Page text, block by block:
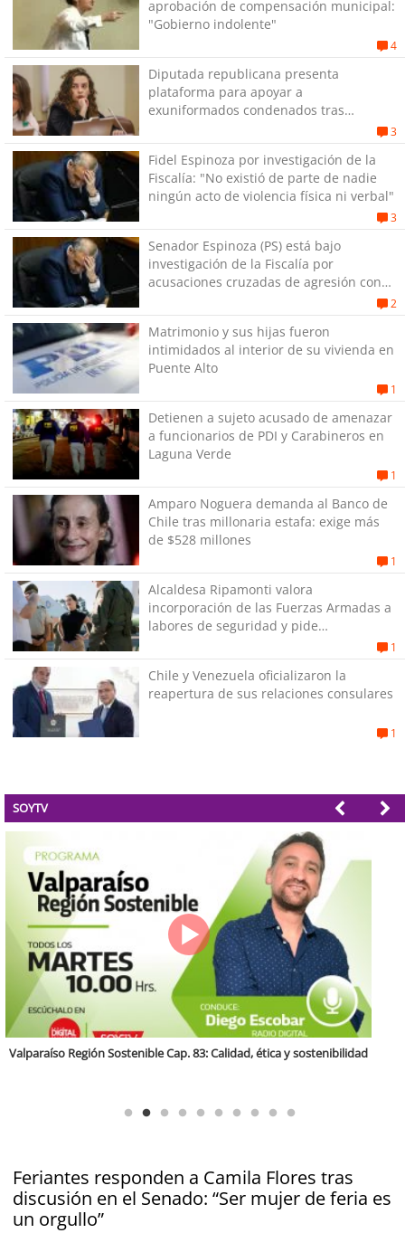
aprobación de compensación municipal:
"Gobierno indolente"
4
Diputada republicana presenta
plataforma para apoyar a
exuniformados condenados tras
3
Fidel Espinoza por investigación de la
Fiscalía: "No existió de parte de nadie
ningún acto de violencia física ni verbal"
3
Senador Espinoza (PS) está bajo
investigación de la Fiscalía por
acusaciones cruzadas de agresión con
2
Matrimonio y sus hijas fueron
intimidados al interior de su vivienda en
Puente Alto
1
Detienen a sujeto acusado de amenazar
a funcionarios de PDI y Carabineros en
Laguna Verde
1
Amparo Noguera demanda al Banco de
Chile tras millonaria estafa: exige más
de $528 millones
1
Alcaldesa Ripamonti valora
incorporación de las Fuerzas Armadas a
labores de seguridad y pide
1
Chile y Venezuela oficializaron la
reapertura de sus relaciones consulares
1
SOYTV
Feriantes responden a Camila Flores tras
discusión en el Senado: “Ser mujer de feria es
un orgullo”